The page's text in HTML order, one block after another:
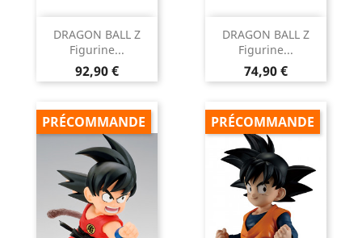
DRAGON BALL Z
Figurine...
Prix
92,90 €
DRAGON BALL Z
Figurine...
Prix
74,90 €
PRÉCOMMANDE PRÉCOMMANDE